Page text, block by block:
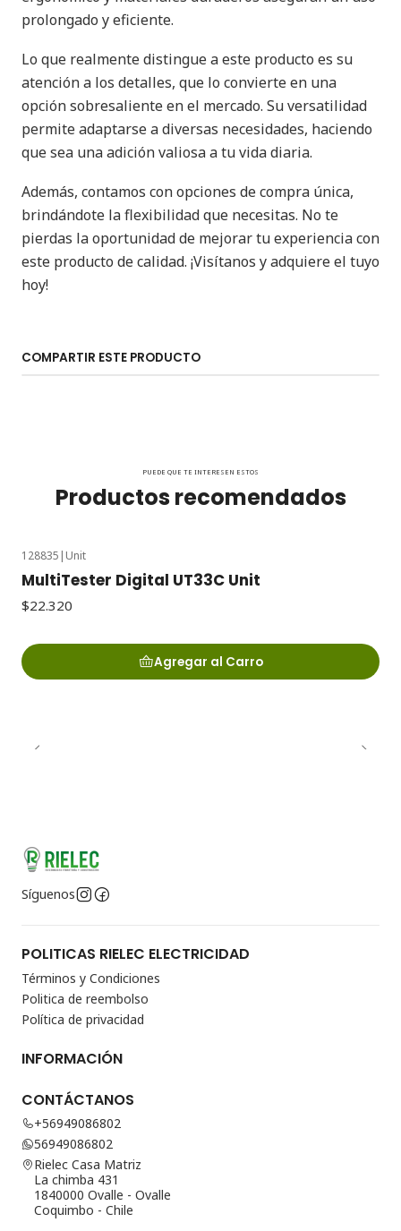
prolongado y eficiente.
Lo que realmente distingue a este producto es su
atención a los detalles, que lo convierte en una
opción sobresaliente en el mercado. Su versatilidad
permite adaptarse a diversas necesidades, haciendo
que sea una adición valiosa a tu vida diaria.
Además, contamos con opciones de compra única,
brindándote la flexibilidad que necesitas. No te
pierdas la oportunidad de mejorar tu experiencia con
este producto de calidad. ¡Visítanos y adquiere el tuyo
hoy!
COMPARTIR ESTE PRODUCTO
PUEDE QUE TE INTERESEN ESTOS
Productos recomendados
128835 | Unit
MultiTester Digital UT33C Unit
$22.320
Agregar al Carro
Síguenos
POLITICAS RIELEC ELECTRICIDAD
Términos y Condiciones
Politica de reembolso
Política de privacidad
INFORMACIÓN
CONTÁCTANOS
+56949086802
56949086802
Rielec Casa Matriz
La chimba 431
1840000 Ovalle - Ovalle
Coquimbo - Chile